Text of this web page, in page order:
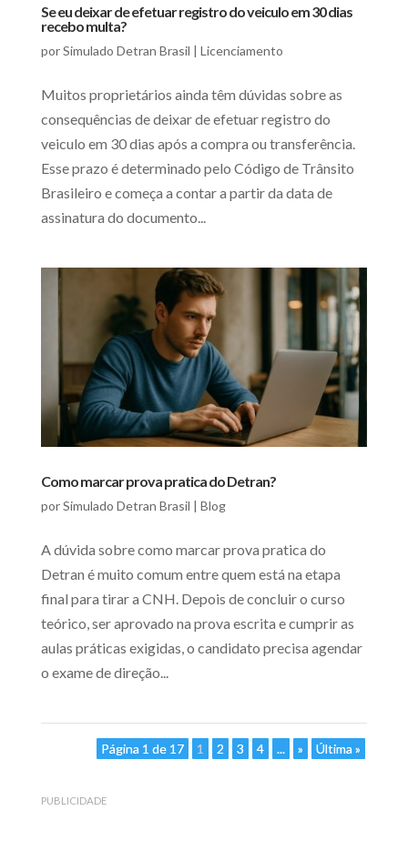
Se eu deixar de efetuar registro do veiculo em 30 dias
recebo multa?
porSimulado Detran Brasil | Licenciamento
Muitos proprietários ainda têm dúvidas sobre as
consequências de deixar de efetuar registro do
veiculo em 30 dias após a compra ou transferência.
Esse prazo é determinado pelo Código de Trânsito
Brasileiro e começa a contar a partir da data de
assinatura do documento...
Como marcar prova pratica do Detran?
porSimulado Detran Brasil | Blog
A dúvida sobre como marcar prova pratica do
Detran é muito comum entre quem está na etapa
final para tirar a CNH. Depois de concluir o curso
teórico, ser aprovado na prova escrita e cumprir as
aulas práticas exigidas, o candidato precisa agendar
o exame de direção...
Página 1 de 17 1 2 3 4 ... » Última »
PUBLICIDADE